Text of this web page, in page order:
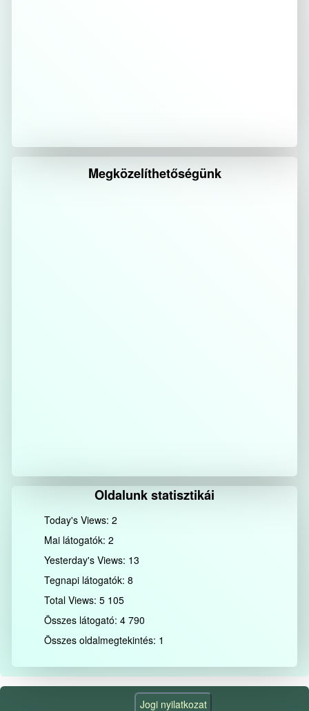
Megközelíthetőségünk
Oldalunk statisztikái
Today's Views:2
Mai látogatók:2
Yesterday's Views: 13
Tegnapi látogatók:8
Total Views:5 105
Összes látogató:4 790
Összes oldalmegtekintés: 1
Jogi nyilatkozat